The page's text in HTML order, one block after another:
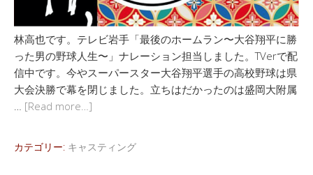
林高也です。テレビ岩手「最後のホームラン〜大谷翔平に勝
った男の野球人生〜」ナレーション担当しました。TVerで配
信中です。今やスーパースター大谷翔平選手の高校野球は県
大会決勝で幕を閉じました。立ちはだかったのは盛岡大附属
… [Read more…]
カテゴリー: キャスティング